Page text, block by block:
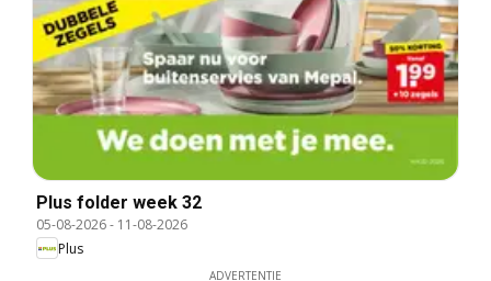
Plus folder week 32
05-08-2026- 11-08-2026
Plus
ADVERTENTIE